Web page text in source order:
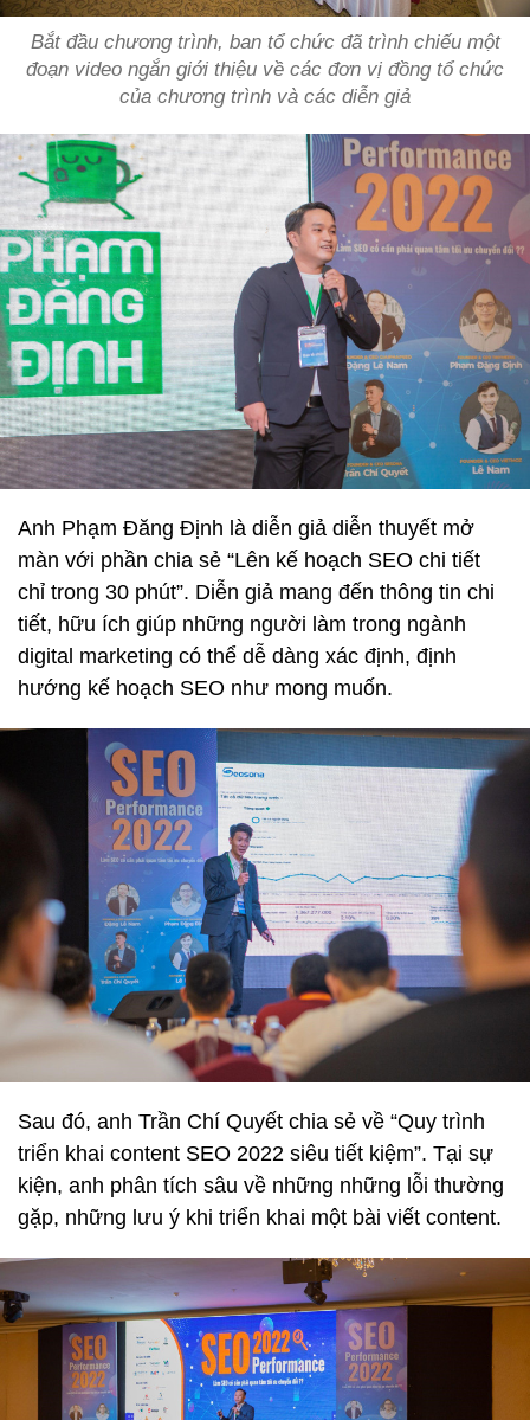
Bắt đầu chương trình, ban tổ chức đã trình chiếu một
đoạn video ngắn giới thiệu về các đơn vị đồng tổ chức
của chương trình và các diễn giả
Anh Phạm Đăng Định là diễn giả diễn thuyết mở
màn với phần chia sẻ “Lên kế hoạch SEO chi tiết
chỉ trong 30 phút”. Diễn giả mang đến thông tin chi
tiết, hữu ích giúp những người làm trong ngành
digital marketing có thể dễ dàng xác định, định
hướng kế hoạch SEO như mong muốn.
Sau đó, anh Trần Chí Quyết chia sẻ về “Quy trình
triển khai content SEO 2022 siêu tiết kiệm”. Tại sự
kiện, anh phân tích sâu về những những lỗi thường
gặp, những lưu ý khi triển khai một bài viết content.